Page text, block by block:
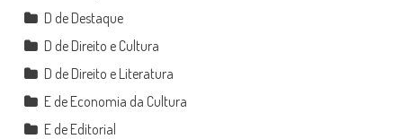
D de Destaque
D de Direito e Cultura
D de Direito e Literatura
E de Economia da Cultura
E de Editorial